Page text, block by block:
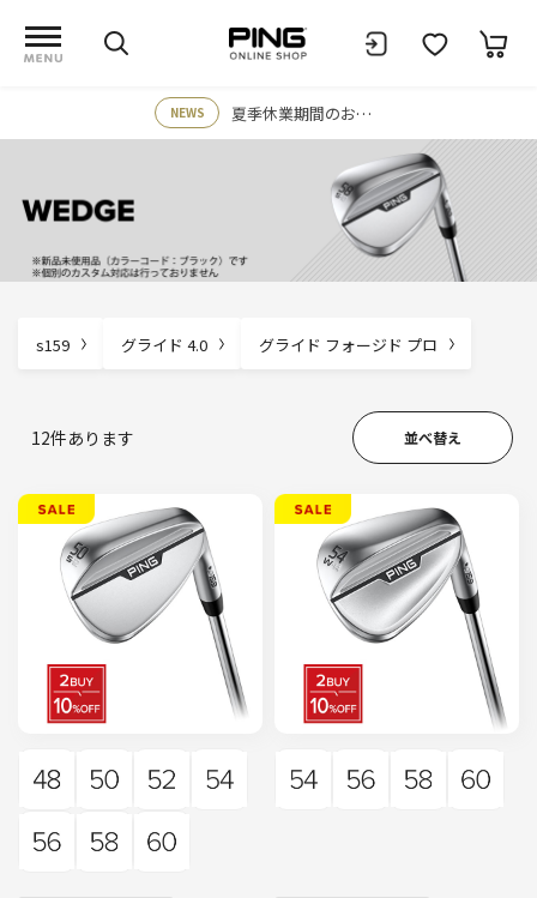
NEWS 夏季休業期間のお知らせ
s159 グライド 4.0 グライド フォージド プロ
並べ替え
12件あります